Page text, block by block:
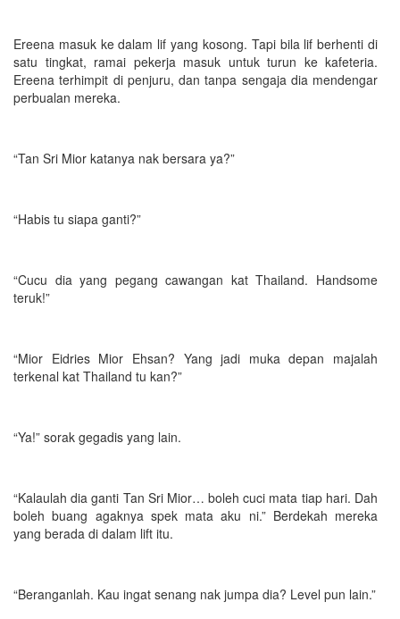
Ereena masuk ke dalam lif yang kosong. Tapi bila lif berhenti di
satu tingkat, ramai pekerja masuk untuk turun ke kafeteria.
Ereena terhimpit di penjuru, dan tanpa sengaja dia mendengar
perbualan mereka.
“Tan Sri Mior katanya nak bersara ya?”
“Habis tu siapa ganti?”
“Cucu dia yang pegang cawangan kat Thailand. Handsome
teruk!”
“Mior Eidries Mior Ehsan? Yang jadi muka depan majalah
terkenal kat Thailand tu kan?”
“Ya!” sorak gegadis yang lain.
“Kalaulah dia ganti Tan Sri Mior… boleh cuci mata tiap hari. Dah
boleh buang agaknya spek mata aku ni.” Berdekah mereka
yang berada di dalam lift itu.
“Beranganlah. Kau ingat senang nak jumpa dia? Level pun lain.”